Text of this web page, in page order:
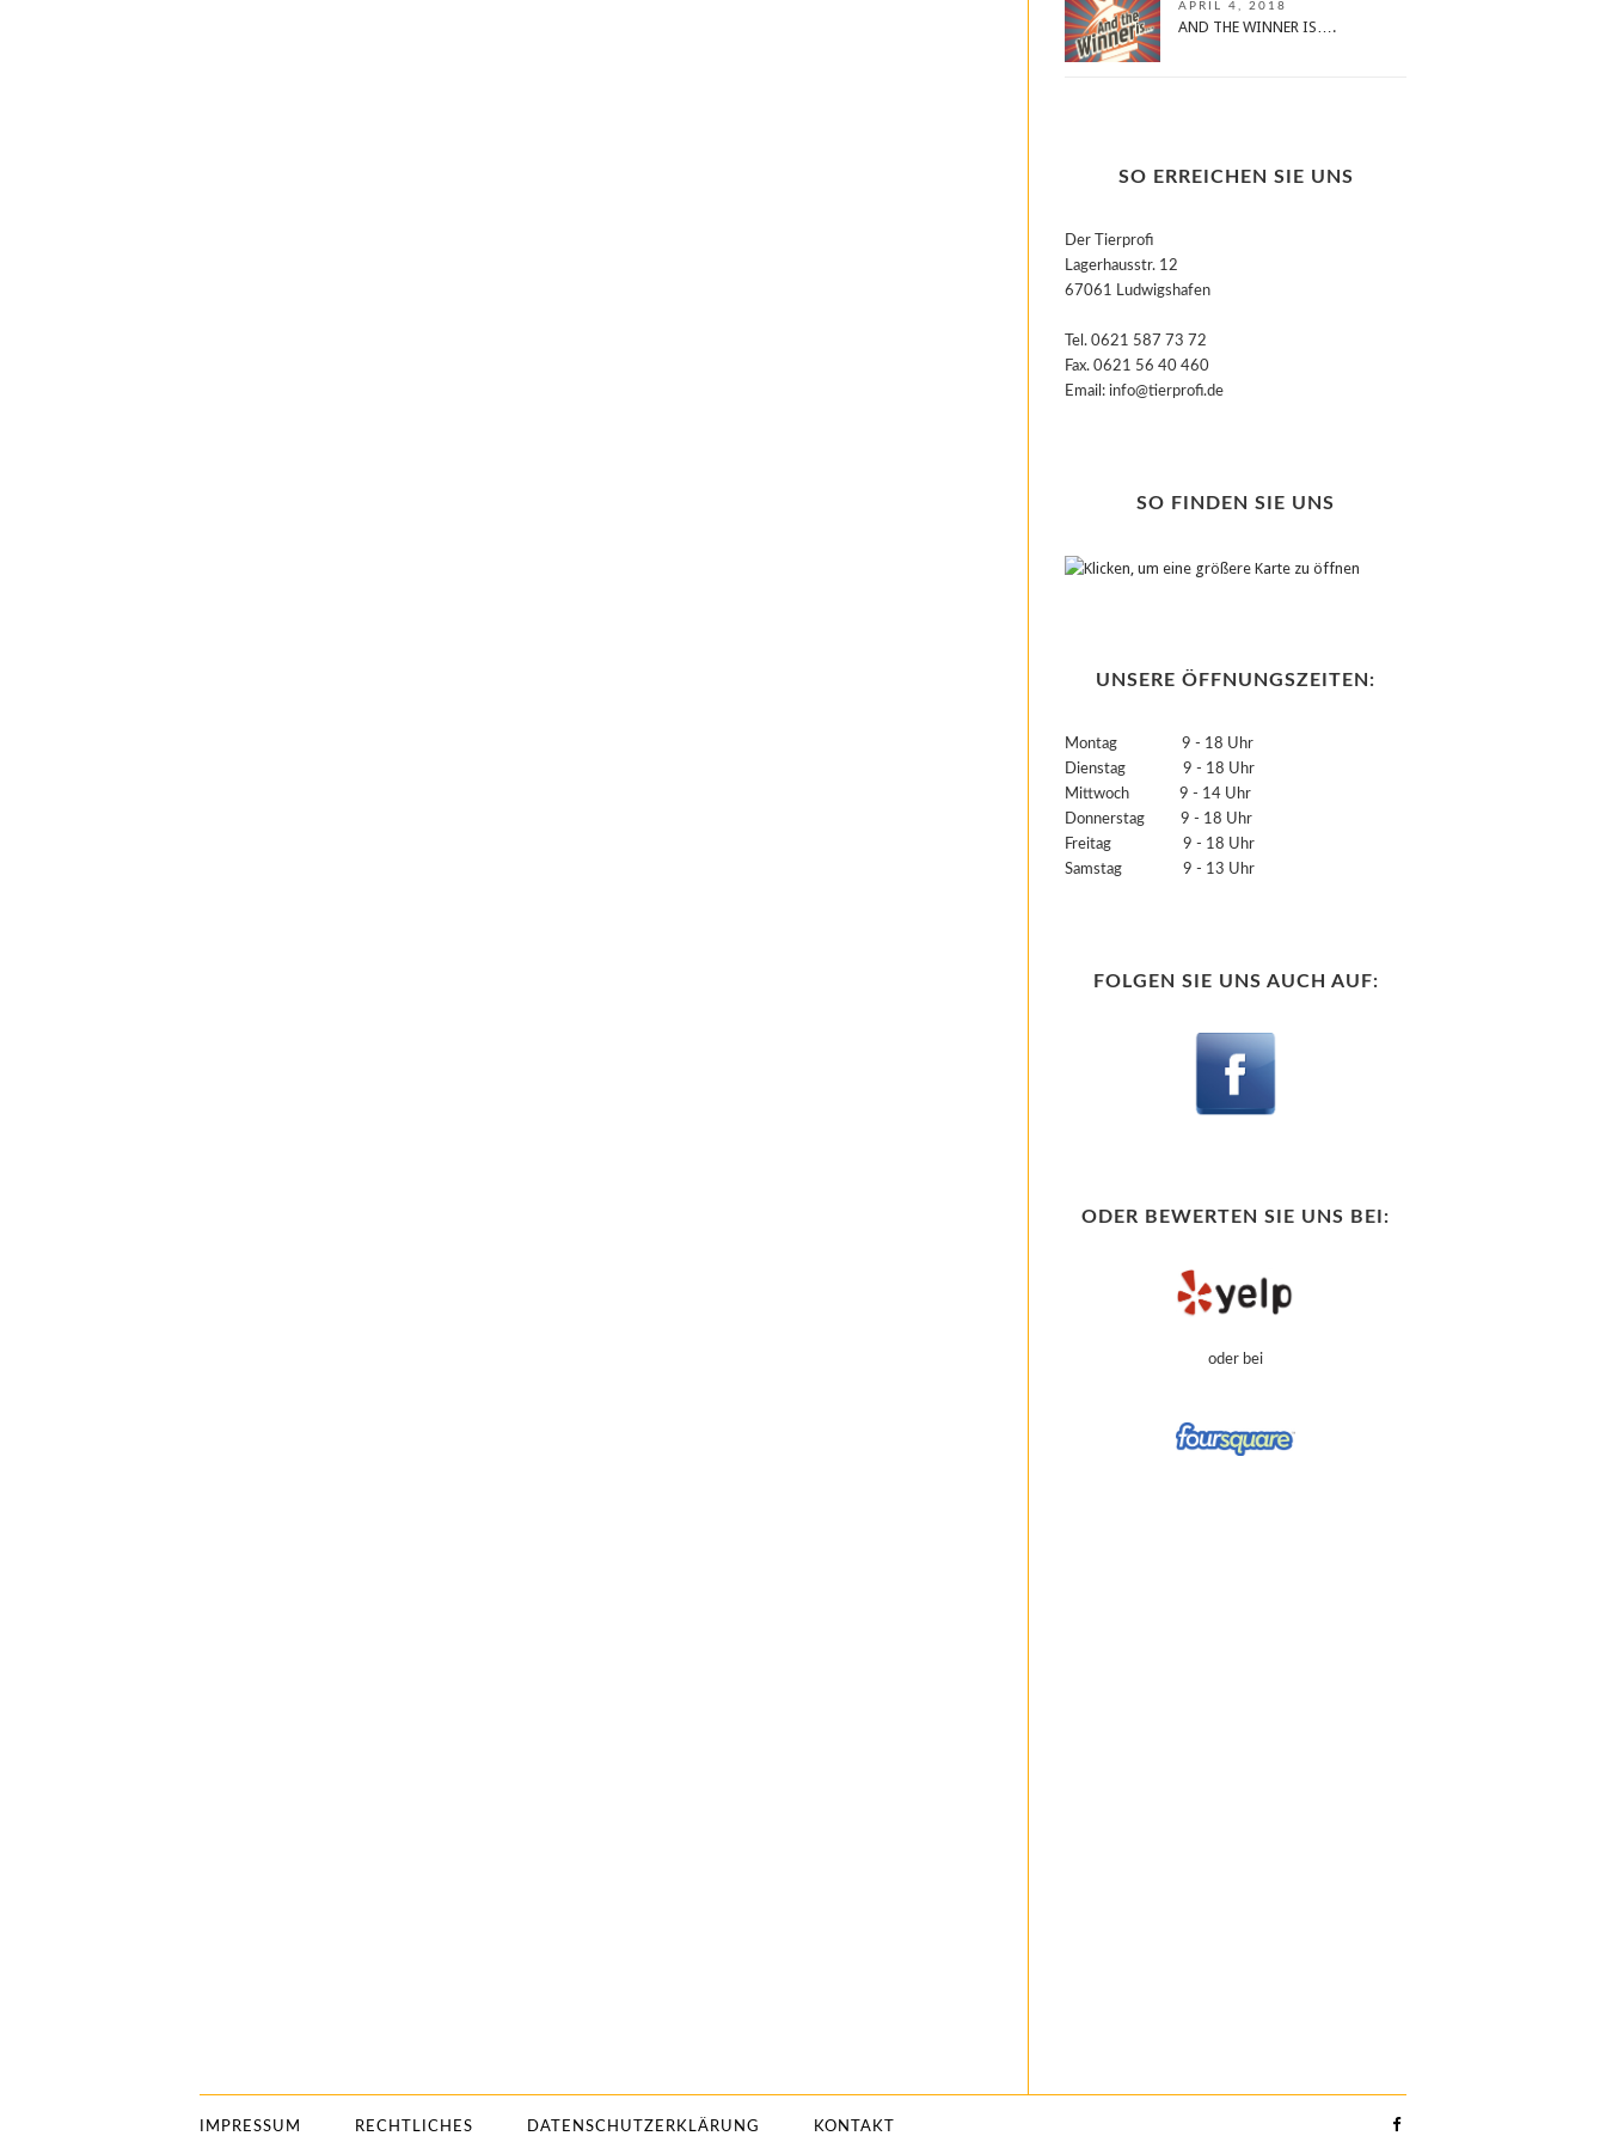
APRIL 4, 2018
AND THE WINNER IS….
SO ERREICHEN SIE UNS
Der Tierprofi
Lagerhausstr. 12
67061 Ludwigshafen
Tel. 0621 587 73 72
Fax. 0621 56 40 460
Email: info@tierprofi.de
SO FINDEN SIE UNS
UNSERE ÖFFNUNGSZEITEN:
Montag 9 - 18 Uhr
Dienstag 9 - 18 Uhr
Mittwoch 9 - 14 Uhr
Donnerstag 9 - 18 Uhr
Freitag 9 - 18 Uhr
Samstag 9 - 13 Uhr
FOLGEN SIE UNS AUCH AUF:
ODER BEWERTEN SIE UNS BEI:
oder bei
IMPRESSUM RECHTLICHES DATENSCHUTZERKLÄRUNG KONTAKT